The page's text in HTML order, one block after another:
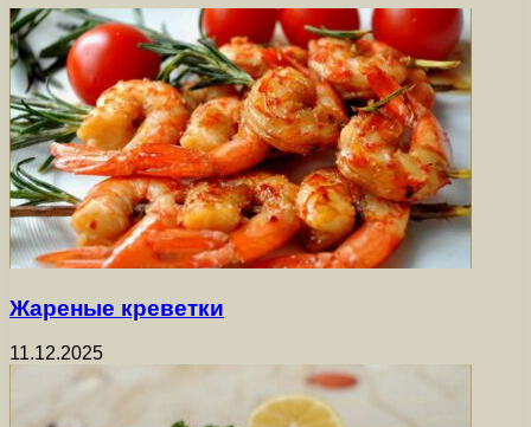
Жареные креветки
11.12.2025